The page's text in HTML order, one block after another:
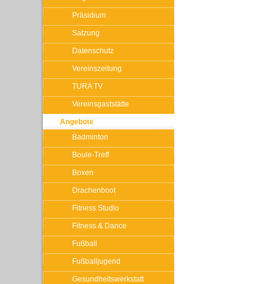
Präsidium
Satzung
Datenschutz
Vereinszeitung
TURA TV
Vereinsgaststätte
Angebote
Badminton
Boule-Treff
Boxen
Drachenboot
Fitness Studio
Fitness & Dance
Fußball
Fußballjugend
Gesundheitswerkstatt